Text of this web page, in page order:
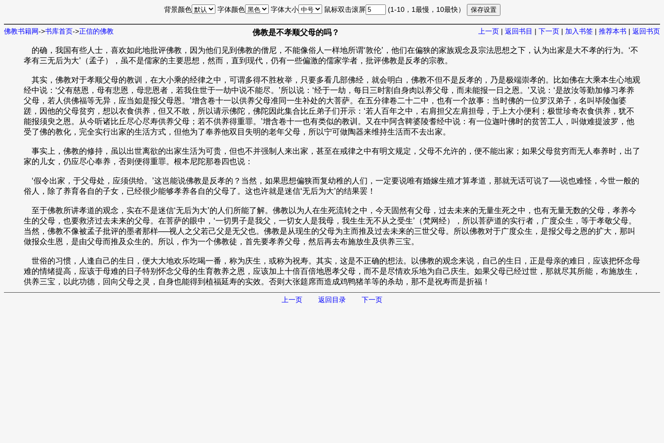
背景颜色 字体颜色 字体大小 鼠标双击滚屏 (1-10，1最慢，10最快）
佛教书籍网->书库首页->正信的佛教 上一页 | 返回书目 | 下一页 | 加入书签 | 推荐本书 | 返回书页
佛教是不孝顺父母的吗？
的确，我国有些人士，喜欢如此地批评佛教，因为他们见到佛教的僧尼，不能像俗人一样地所谓‘敦伦’，他们在偏狭的家族观念及宗法思想之下，认为出家是大不孝的行为。‘不
孝有三无后为大’（孟子），虽不是儒家的主要思想，然而，直到现代，仍有一些偏激的儒家学者，批评佛教是反孝的宗教。
其实，佛教对于孝顺父母的教训，在大小乘的经律之中，可谓多得不胜枚举，只要多看几部佛经，就会明白，佛教不但不是反孝的，乃是极端崇孝的。比如佛在大乘本生心地观
经中说：‘父有慈恩，母有悲恩，母悲恩者，若我住世于一劫中说不能尽。’所以说：‘经于一劫，每日三时割自身肉以养父母，而未能报一日之恩。’又说：‘是故汝等勤加修习孝养
父母，若人供佛福等无异，应当如是报父母恩。’增含卷十一以供养父母准同一生补处的大菩萨。在五分律卷二十二中，也有一个故事：当时佛的一位罗汉弟子，名叫毕陵伽婆
蹉，因他的父母贫穷，想以衣食供养，但又不敢，所以请示佛陀，佛陀因此集合比丘弟子们开示：‘若人百年之中，右肩担父左肩担母，于上大小便利；极世珍奇衣食供养，犹不
能报须臾之恩。从今听诸比丘尽心尽寿供养父母；若不供养得重罪。’增含卷十一也有类似的教训。又在中阿含鞞婆陵耆经中说：有一位迦叶佛时的贫苦工人，叫做难提波罗，他
受了佛的教化，完全实行出家的生活方式，但他为了奉养他双目失明的老年父母，所以宁可做陶器来维持生活而不去出家。
事实上，佛教的修持，虽以出世离欲的出家生活为可贵，但也不并强制人来出家，甚至在戒律之中有明文规定，父母不允许的，便不能出家；如果父母贫穷而无人奉养时，出了
家的儿女，仍应尽心奉养，否则便得重罪。根本尼陀那卷四也说：
‘假令出家，于父母处，应须供给。’这岂能说佛教是反孝的？当然，如果思想偏狭而复幼稚的人们，一定要说唯有婚嫁生殖才算孝道，那就无话可说了──说也难怪，今世一般的
俗人，除了养育各自的子女，已经很少能够孝养各自的父母了。这也许就是迷信‘无后为大’的结果罢！
至于佛教所讲孝道的观念，实在不是迷信‘无后为大’的人们所能了解。佛教以为人在生死流转之中，今天固然有父母，过去未来的无量生死之中，也有无量无数的父母，孝养今
生的父母，也要救济过去未来的父母。在菩萨的眼中，‘一切男子是我父，一切女人是我母，我生生无不从之受生’（梵网经），所以菩萨道的实行者，广度众生，等于孝敬父母。
当然，佛教不像被孟子批评的墨者那样──视人之父若己父是无父也。佛教是从现生的父母为主而推及过去未来的三世父母。所以佛教对于广度众生，是报父母之恩的扩大，那叫
做报众生恩，是由父母而推及众生的。所以，作为一个佛教徒，首先要孝养父母，然后再去布施放生及供养三宝。
世俗的习惯，人逢自己的生日，便大大地欢乐吃喝一番，称为庆生，或称为祝寿。其实，这是不正确的想法。以佛教的观念来说，自己的生日，正是母亲的难日，应该把怀念母
难的情绪提高，应该于母难的日子特别怀念父母的生育教养之恩，应该加上十倍百倍地恩孝父母，而不是尽情欢乐地为自己庆生。如果父母已经过世，那就尽其所能，布施放生，
供养三宝，以此功德，回向父母之灵，自身也能得到植福延寿的实效。否则大张筵席而造成鸡鸭猪羊等的杀劫，那不是祝寿而是折福！
上一页 返回目录 下一页